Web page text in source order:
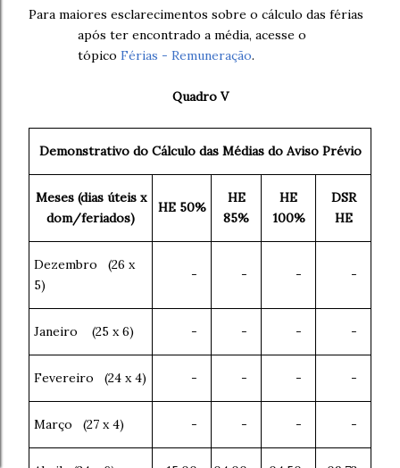
Para maiores esclarecimentos sobre o cálculo das férias
após ter encontrado a média, acesse o
tópico Férias - Remuneração.
Quadro V
Demonstrativo do Cálculo das Médias do Aviso Prévio
Meses (dias úteis x
dom/feriados)
HE 50%
HE
85%
HE
100%
DSR
HE
Dezembro (26 x
5)
- - - -
Janeiro (25 x 6) - - - -
Fevereiro (24 x 4) - - - -
Março (27 x 4) - - - -